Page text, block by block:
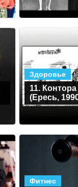
Набора
11.
(Ересь,
Здоровье
Фитнес